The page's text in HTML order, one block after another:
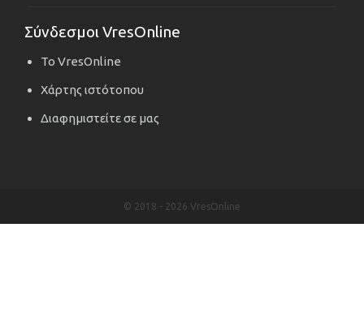
Σύνδεσμοι VresOnline
Το VresOnline
Χάρτης ιστότοπου
Διαφημιστείτε σε μας
© 2018 - 2026 VresOnline